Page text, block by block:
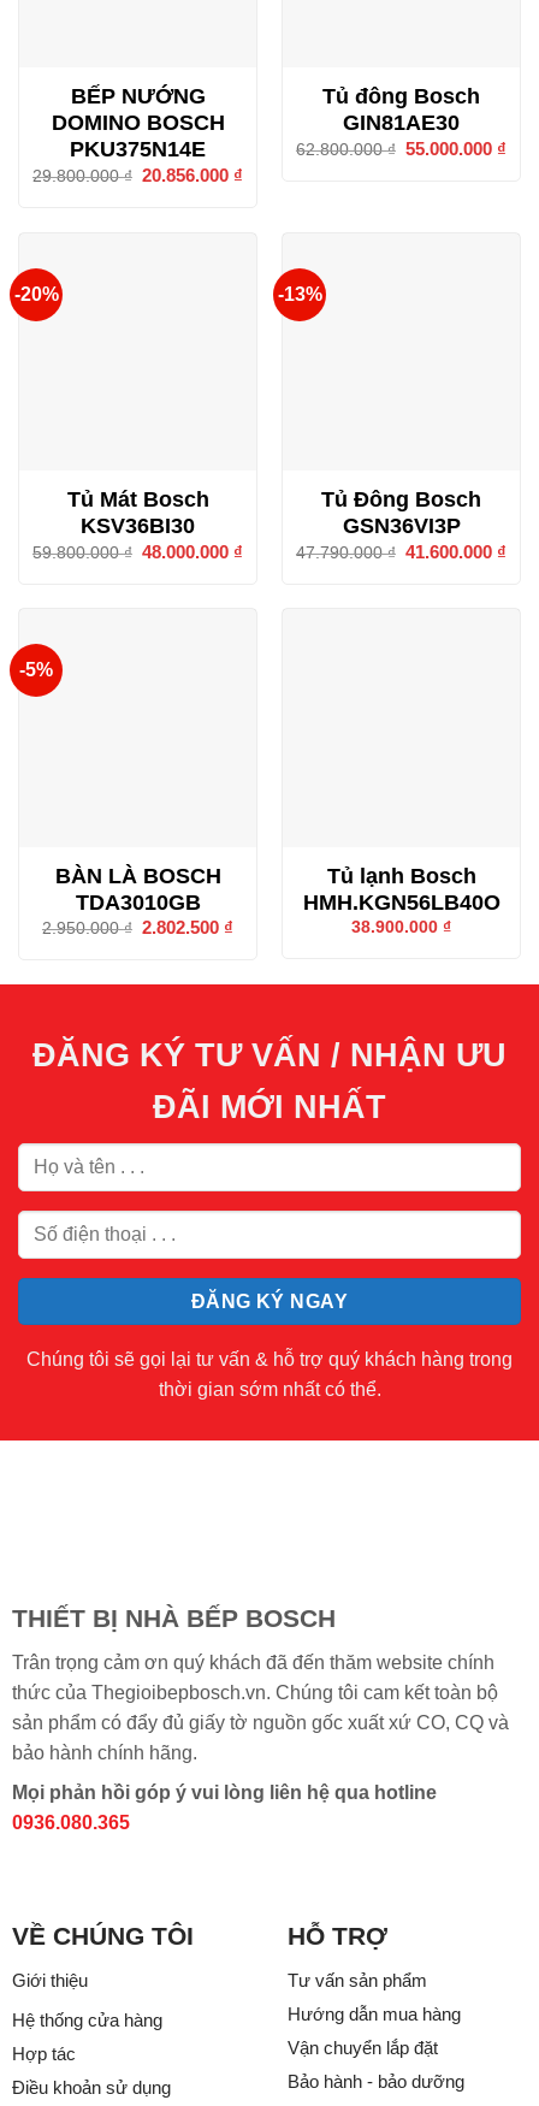
BẾP NƯỚNG
DOMINO BOSCH
PKU375N14E
29.800.000₫ Giá
20.856.000 ₫
20.856.000 ₫.
Tủ đông Bosch
GIN81AE30
62.800.000₫ Giá
55.000.000 ₫
-20%
Tủ Mát Bosch
KSV36BI30
59.800.000₫ Giá
48.000.000 ₫
48.000.000 ₫.
-13%
Tủ Đông Bosch
GSN36VI3P
47.790.000₫ Giá
41.600.000 ₫
-5%
BÀN LÀ BOSCH
TDA3010GB
2.950.000₫ Giá
2.802.500 ₫
2.802.500 ₫.
Tủ lạnh Bosch
HMH.KGN56LB40O
38.900.000 ₫
ĐĂNG KÝ TƯ VẤN / NHẬN ƯU
ĐÃI MỚI NHẤT
Chúng tôi sẽ gọi lại tư vấn & hỗ trợ quý khách hàng trong
thời gian sớm nhất có thể.
THIẾT BỊ NHÀ BẾP BOSCH
Trân trọng cảm ơn quý khách đã đến thăm website chính
thức của Thegioibepbosch.vn. Chúng tôi cam kết toàn bộ
sản phẩm có đẩy đủ giấy tờ nguồn gốc xuất xứ CO, CQ và
bảo hành chính hãng.
Mọi phản hồi góp ý vui lòng liên hệ qua hotline
0936.080.365
VỀ CHÚNG TÔI
Giới thiệu
Hệ thống cửa hàng
Hợp tác
Điều khoản sử dụng
HỖ TRỢ
Tư vấn sản phẩm
Hướng dẫn mua hàng
Vận chuyển lắp đặt
Bảo hành - bảo dưỡng